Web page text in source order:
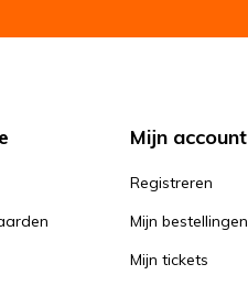
Mijn account
Registreren
Mijn bestellingen
Mijn tickets